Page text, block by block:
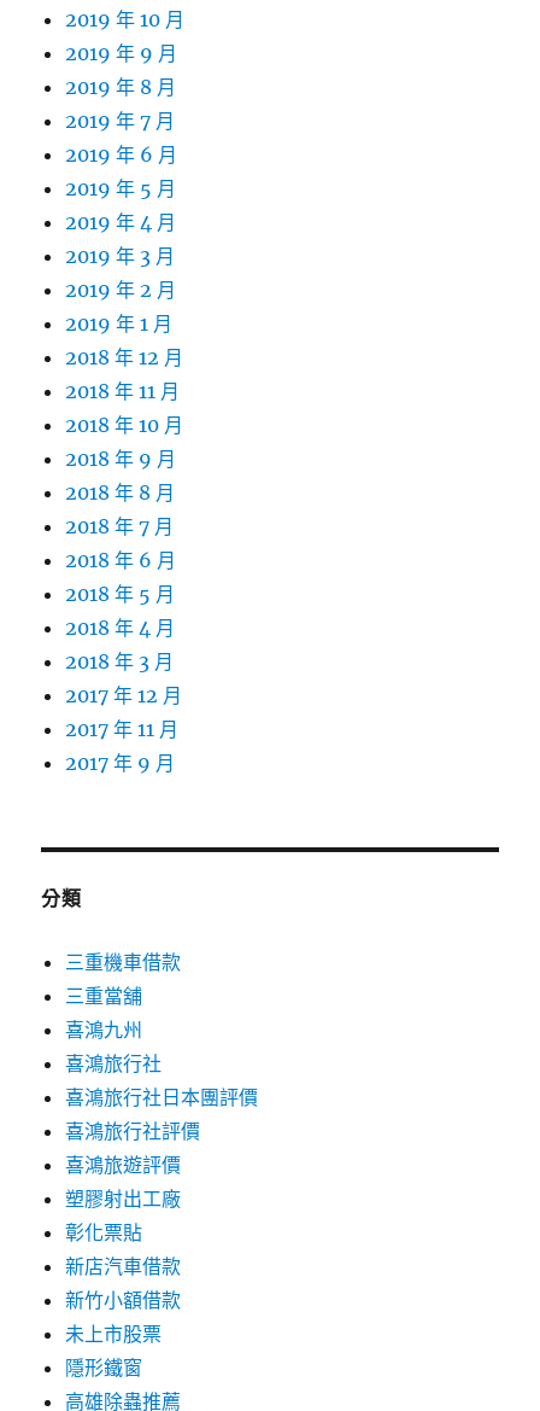
2019 年 10 月
2019 年 9 月
2019 年 8 月
2019 年 7 月
2019 年 6 月
2019 年 5 月
2019 年 4 月
2019 年 3 月
2019 年 2 月
2019 年 1 月
2018 年 12 月
2018 年 11 月
2018 年 10 月
2018 年 9 月
2018 年 8 月
2018 年 7 月
2018 年 6 月
2018 年 5 月
2018 年 4 月
2018 年 3 月
2017 年 12 月
2017 年 11 月
2017 年 9 月
分類
三重機車借款
三重當舖
喜鴻九州
喜鴻旅行社
喜鴻旅行社日本團評價
喜鴻旅行社評價
喜鴻旅遊評價
塑膠射出工廠
彰化票貼
新店汽車借款
新竹小額借款
未上市股票
隱形鐵窗
高雄除蟲推薦